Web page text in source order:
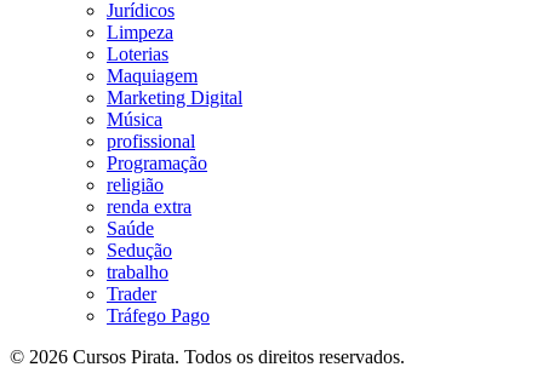
Jurídicos
Limpeza
Loterias
Maquiagem
Marketing Digital
Música
profissional
Programação
religião
renda extra
Saúde
Sedução
trabalho
Trader
Tráfego Pago
© 2026 Cursos Pirata. Todos os direitos reservados.